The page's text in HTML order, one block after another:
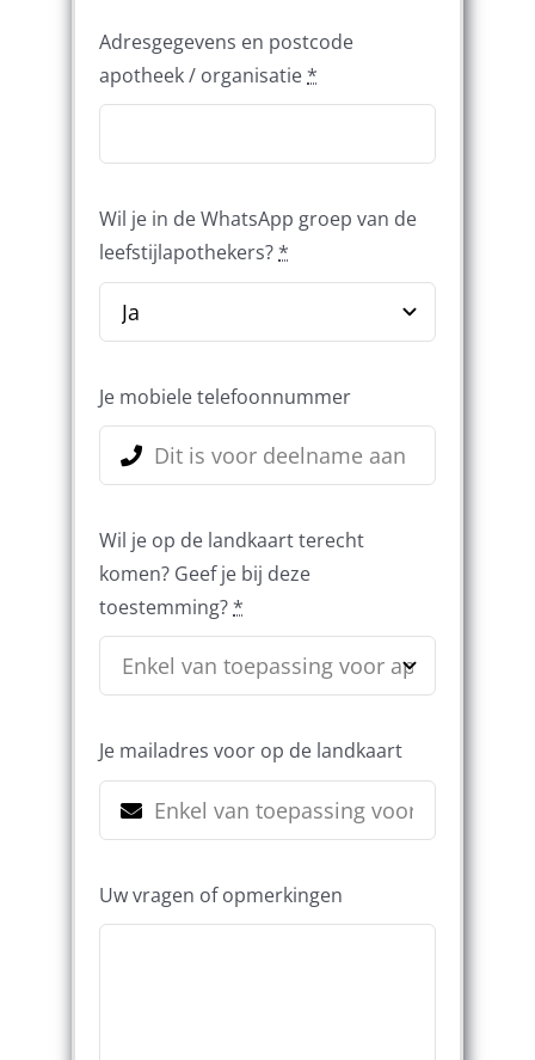
Adresgegevens en postcode
apotheek / organisatie*
Wil je in de WhatsApp groep van de
leefstijlapothekers?*
Je mobiele telefoonnummer
Wil je op de landkaart terecht
komen? Geef je bij deze
toestemming?*
Je mailadres voor op de landkaart
Uw vragen of opmerkingen